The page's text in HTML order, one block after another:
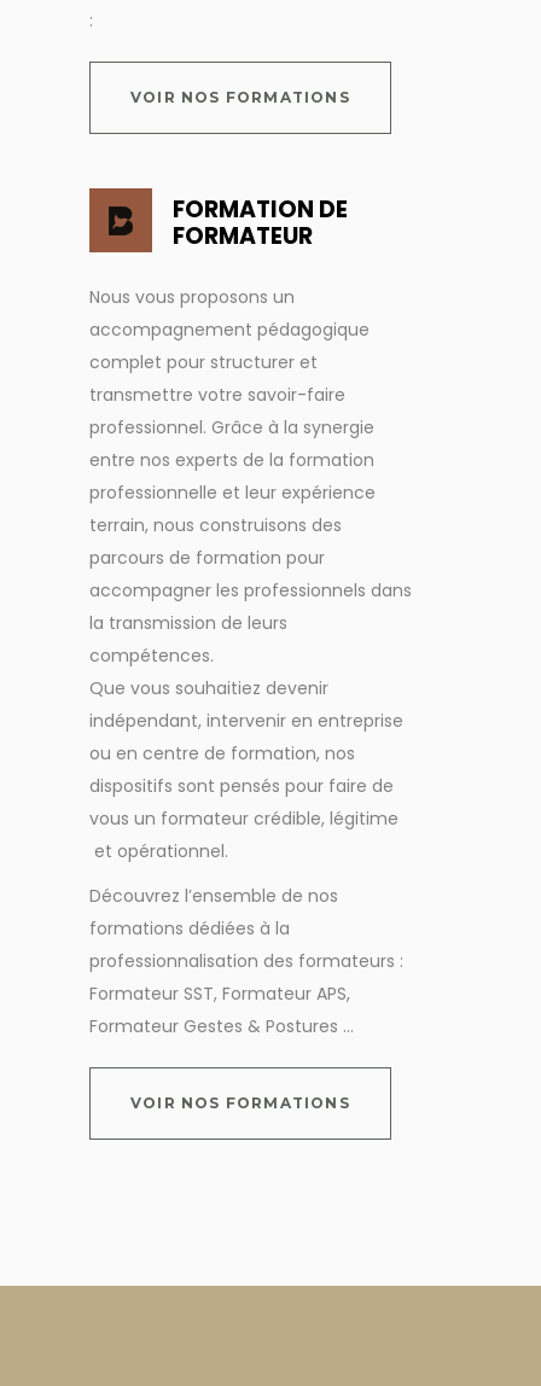
:
VOIR NOS FORMATIONS
FORMATION DE
FORMATEUR
Nous vous proposons un
accompagnement pédagogique
complet pour structurer et
transmettre votre savoir-faire
professionnel. Grâce à la synergie
entre nos experts de la formation
professionnelle et leur expérience
terrain, nous construisons des
parcours de formation pour
accompagner les professionnels dans
la transmission de leurs
compétences.
Que vous souhaitiez devenir
indépendant, intervenir en entreprise
ou en centre de formation, nos
dispositifs sont pensés pour faire de
vous un formateur crédible, légitime
et opérationnel.
Découvrez l’ensemble de nos
formations dédiées à la
professionnalisation des formateurs :
Formateur SST, Formateur APS,
Formateur Gestes & Postures …
VOIR NOS FORMATIONS